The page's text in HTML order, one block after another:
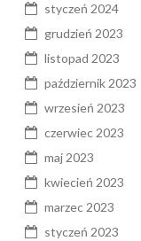
styczeń 2024
grudzień 2023
listopad 2023
październik 2023
wrzesień 2023
czerwiec 2023
maj 2023
kwiecień 2023
marzec 2023
styczeń 2023